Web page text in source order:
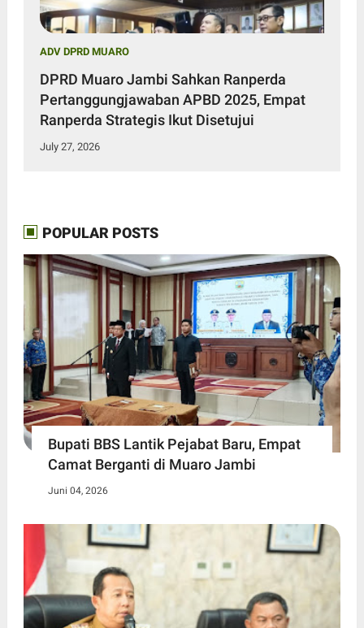
ADV DPRD MUARO
DPRD Muaro Jambi Sahkan Ranperda
Pertanggungjawaban APBD 2025, Empat
Ranperda Strategis Ikut Disetujui
July 27, 2026
POPULAR POSTS
Bupati BBS Lantik Pejabat Baru, Empat
Camat Berganti di Muaro Jambi
Juni 04, 2026